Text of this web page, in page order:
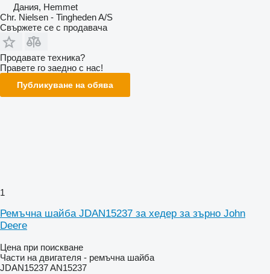
Дания, Hemmet
Chr. Nielsen - Tingheden A/S
Свържете се с продавача
Продавате техника?
Правете го заедно с нас!
Публикуване на обява
1
Ремъчна шайба JDAN15237 за хедер за зърно John
Deere
Цена при поискване
Части на двигателя - ремъчна шайба
JDAN15237 AN15237